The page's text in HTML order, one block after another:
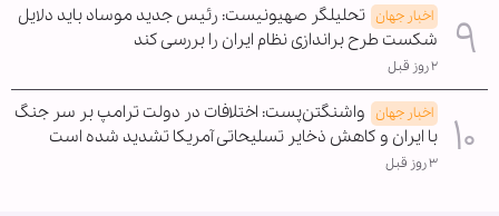
اخبار جهان تحلیلگر صهیونیست: رئیس جدید موساد باید دلایل
شکست طرح براندازی نظام ایران را بررسی کند
۲ روز قبل
اخبار جهان واشنگتن‌پست: اختلافات در دولت ترامپ بر سر جنگ
با ایران و کاهش ذخایر تسلیحاتی آمریکا تشدید شده است
۳ روز قبل